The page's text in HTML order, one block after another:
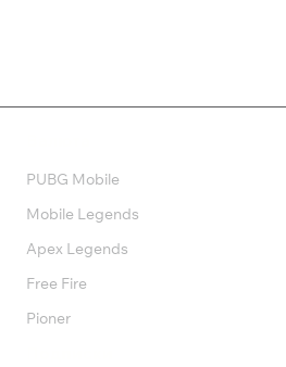
PUBG Mobile
Mobile Legends
Apex Legends
Free Fire
Pioner